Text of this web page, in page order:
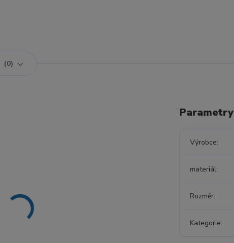
0
Parametry
Výrobce
materiál
Rozměr
Kategorie